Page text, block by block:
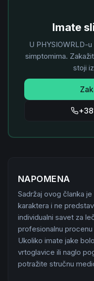
Imate
U PHYSIOWRLD-
simptomima.
stoji
NAPOMENA
Sadržaj ovog članka
karaktera i ne
individualni savet za
profesionalnu
Ukoliko imate jake
vrtoglavice ili naglo
potražite stručnu